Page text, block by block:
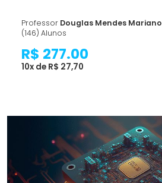
Professor Douglas Mendes Mariano
(146) Alunos
R$ 277.00
10x de R$ 27,70